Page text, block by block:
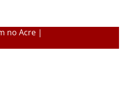
no Acre |